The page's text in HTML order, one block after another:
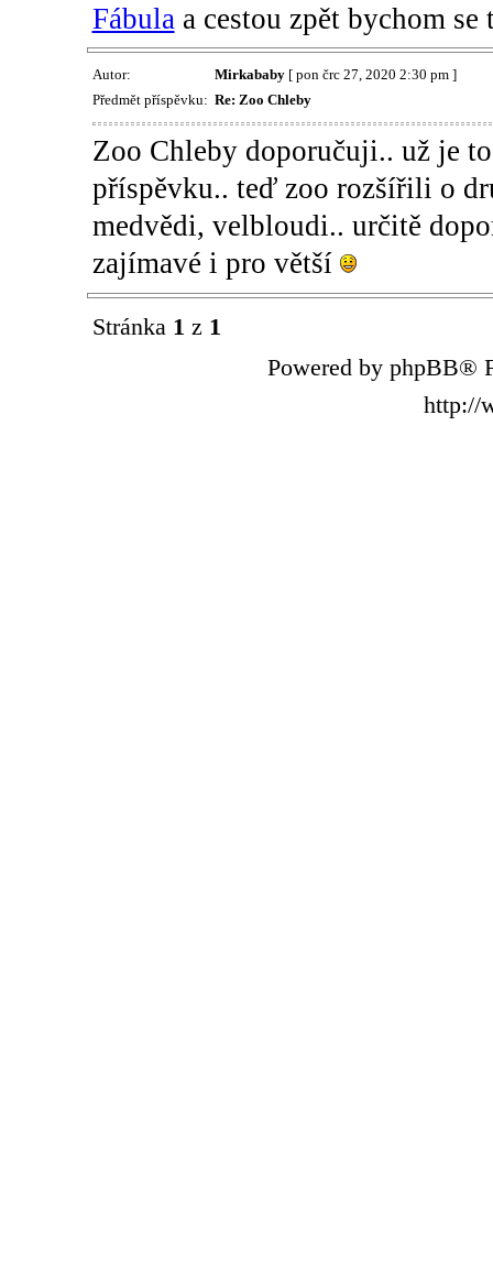
Fábula a cestou zpět bychom
Autor: Mirkababy[ pon črc 27, 2020 2:30 pm ]
Předmět příspěvku: Re: Zoo Chleby
Zoo Chleby doporučuji.. už je
příspěvku.. teď zoo rozšířili o
medvědi, velbloudi.. určitě
zajímavé i pro větší
Stránka 1 z 1
Powered by phpBB®
http://